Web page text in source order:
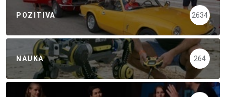
POZITIVA 2634
NAUKA 264